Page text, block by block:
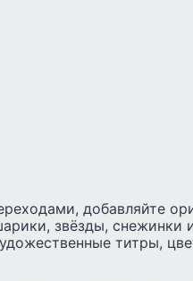
добавляйте
звёзды, снежинки
титры,